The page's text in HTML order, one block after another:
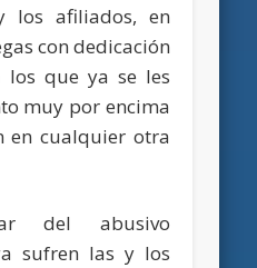
los afiliados, en
con dedicación
que ya se les
muy por encima
en cualquier otra
del abusivo
sufren las y los